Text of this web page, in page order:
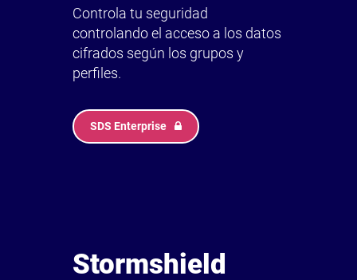
Controla tu seguridad
controlando el acceso a los datos
cifrados según los grupos y
perfiles.
SDS Enterprise
Stormshield